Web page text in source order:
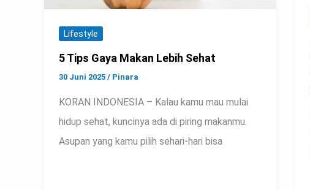
Lifestyle
5 Tips Gaya Makan Lebih Sehat
30 Juni 2025 / Pinara
KORAN INDONESIA – Kalau kamu mau mulai
hidup sehat, kuncinya ada di piring makanmu.
Asupan yang kamu pilih sehari-hari bisa